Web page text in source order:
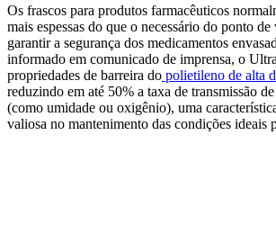
Os frascos para produtos farmacêuticos
mais espessas do que o necessário do ponto
garantir a segurança dos medicamentos
informado em comunicado de imprensa, o
propriedades de barreira do polietileno de alta
reduzindo em até 50% a taxa de transmissão
(como umidade ou oxigênio), uma
valiosa no mantenimento das condições ideais